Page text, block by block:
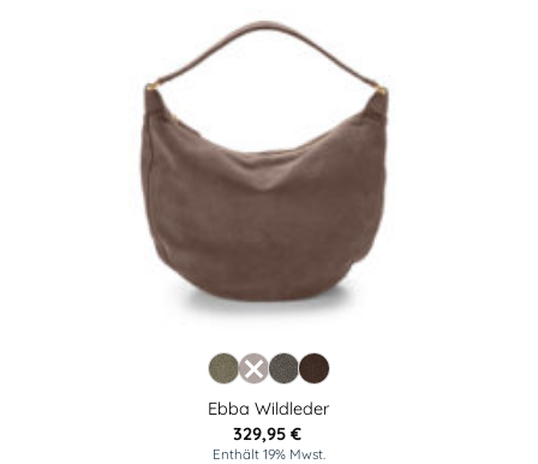
Ebba Wildleder
329,95 €
Enthält 19% Mwst.